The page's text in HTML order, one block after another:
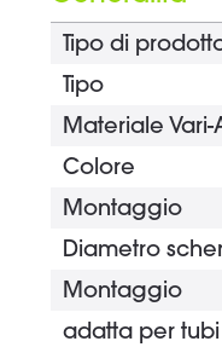
Tipo di
Tipo
Materiale Vari-
Colore
Montaggio
Diametro
Montaggio
adatta per